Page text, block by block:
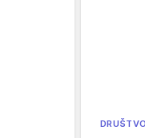
DRUŠTVO